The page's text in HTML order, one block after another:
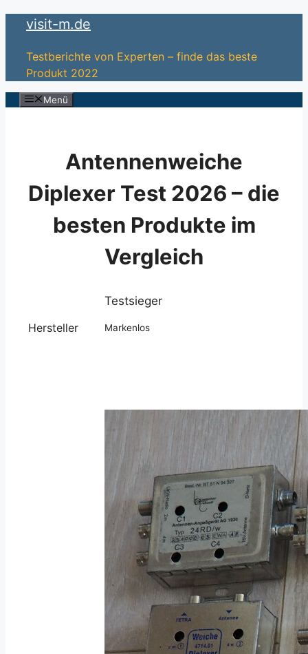
Zum
springen
visit-m.de
Testberichte von Experten – finde das beste
Produkt 2022
Menü
Antennenweiche
Diplexer Test 2026 – die
besten Produkte im
Vergleich
Testsieger
Hersteller
Markenlos